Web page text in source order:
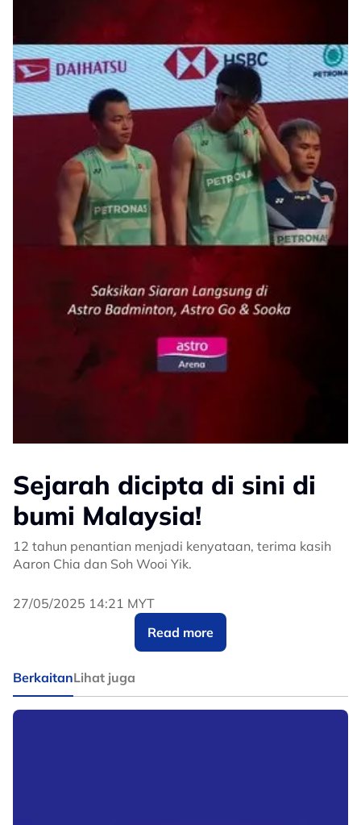
Sejarah dicipta di sini di
bumi Malaysia!
12 tahun penantian menjadi kenyataan, terima kasih
Aaron Chia dan Soh Wooi Yik.
Juara anda, Man Wei Chong dan Tee Kai Wun! ?
#MalaysiaMasters2025
27/05/2025 14:21 MYT
Read more
BerkaitanLihat juga